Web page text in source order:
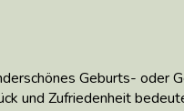
Geburts- oder
und Zufriedenheit